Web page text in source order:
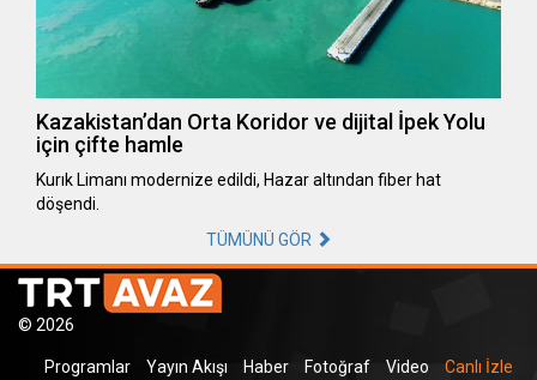
Kazakistan’dan Orta Koridor ve dijital İpek Yolu
için çifte hamle
Kurık Limanı modernize edildi, Hazar altından fiber hat
döşendi.
TÜMÜNÜ GÖR
© 2026
Programlar Yayın Akışı Haber Fotoğraf Video Canlı İzle